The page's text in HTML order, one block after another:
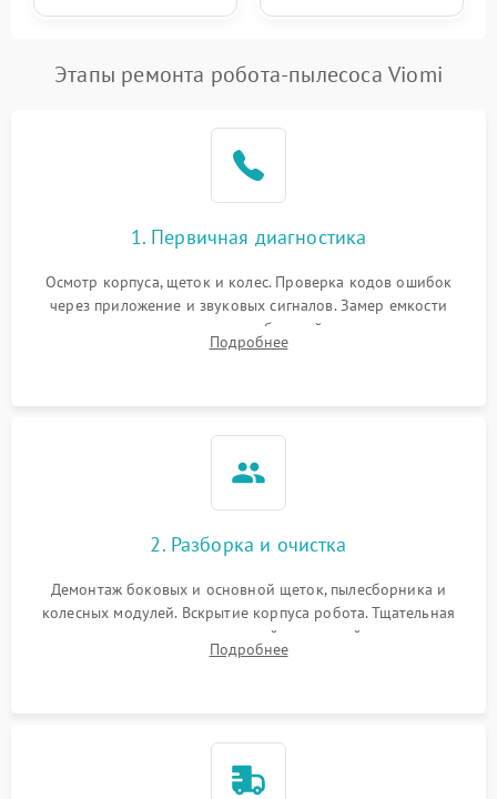
Этапы ремонта робота-пылесоса Viomi
1. Первичная диагностика
Осмотр корпуса, щеток и колес. Проверка кодов ошибок
через приложение и звуковых сигналов. Замер емкости
аккумулятора и тестирование базовой станции зарядки.
Оценка работы лидара, бампера и датчиков падения для
Подробнее
2. Разборка и очистка
Демонтаж боковых и основной щеток, пылесборника и
колесных модулей. Вскрытие корпуса робота. Тщательная
очистка внутренних полостей, шестерней и плат от
скопившейся пыли, волос и шерсти животных с
Подробнее